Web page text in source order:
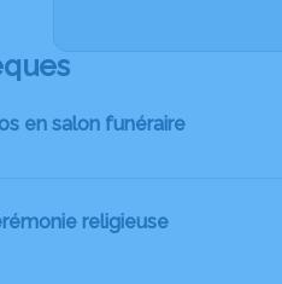
en salon funéraire
religieuse